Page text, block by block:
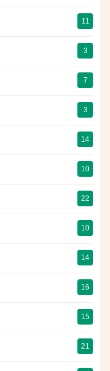
11
3
7
3
14
10
22
10
14
16
15
21